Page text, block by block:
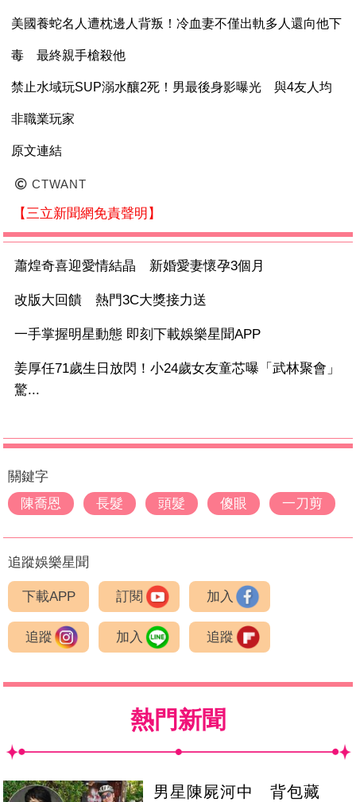
美國養蛇名人遭枕邊人背叛！冷血妻不僅出軌多人還向他下
毒 最終親手槍殺他
禁止水域玩SUP溺水釀2死！男最後身影曝光 與4友人均
非職業玩家
原文連結
CTWANT
【三立新聞網免責聲明】
蕭煌奇喜迎愛情結晶 新婚愛妻懷孕3個月
改版大回饋 熱門3C大獎接力送
一手掌握明星動態 即刻下載娛樂星聞APP
姜厚任71歲生日放閃！小24歲女友童芯曝「武林聚會」
驚...
關鍵字
陳喬恩
長髮 頭髮 傻眼 一刀剪
追蹤娛樂星聞
下載APP 訂閱 加入
追蹤 加入 追蹤
熱門新聞
男星陳屍河中 背包藏